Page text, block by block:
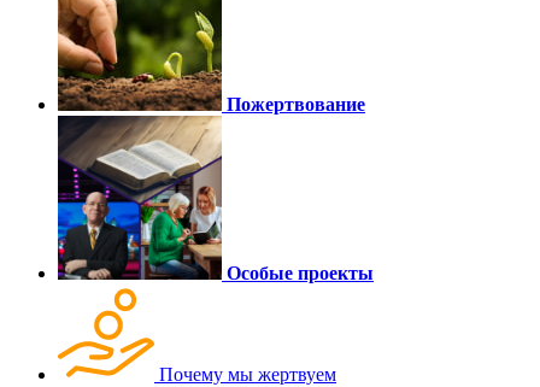
Пожертвование
Особые проекты
Почему мы жертвуем